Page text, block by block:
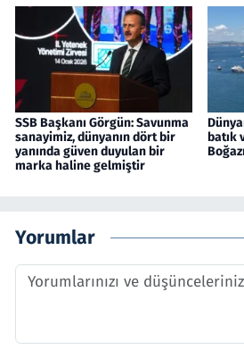
SSB Başkanı Görgün: Savunma
sanayimiz, dünyanın dört bir
yanında güven duyulan bir
marka haline gelmiştir
batık
Yorumlar